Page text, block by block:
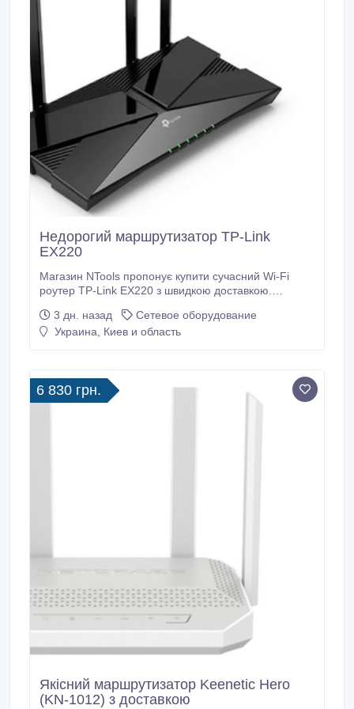
Недорогий маршрутизатор TP-Link
EX220
Магазин NTools пропонує купити сучасний Wi-Fi
роутер TP-Link EX220 з швидкою доставкою.
TP-Link EX220: один порт 10/100/1000 Мбіт/с RJ45
WAN, 4 порти 10/100/1000 Мбіт/с RJ45 LAN, чотири
3 дн. назад
Сетевое оборудование
Украина, Киев и область
6 830 грн.
Якісний маршрутизатор Keenetic Hero
(KN-1012) з доставкою